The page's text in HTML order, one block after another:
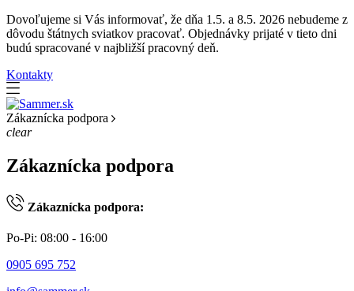
Dovoľujeme si Vás informovať, že dňa 1.5. a 8.5. 2026 nebudeme z
dôvodu štátnych sviatkov pracovať. Objednávky prijaté v tieto dni
budú spracované v najbližší pracovný deň.
Kontakty
Zákaznícka podpora
clear
Zákaznícka podpora
Zákaznícka podpora:
Po-Pi: 08:00 - 16:00
0905 695 752